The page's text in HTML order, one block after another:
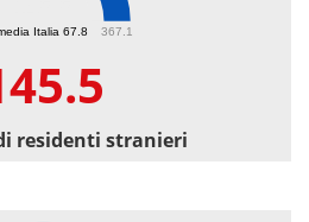
Italia 67.8 367.1
residenti stranieri